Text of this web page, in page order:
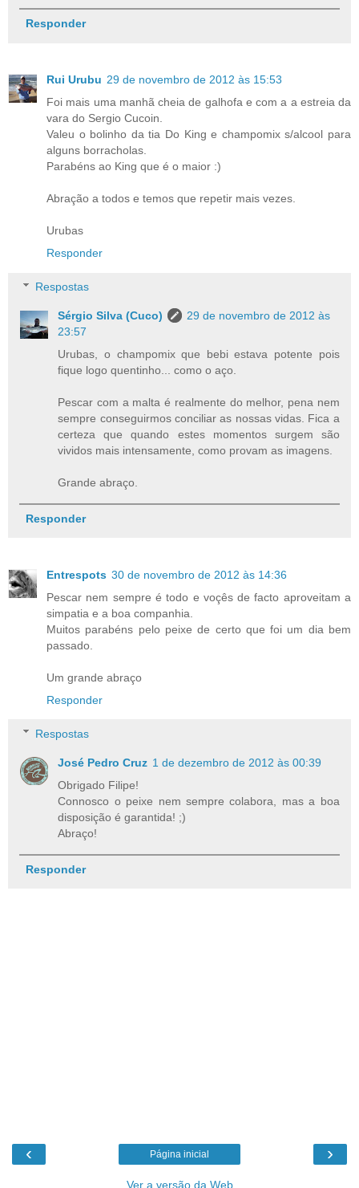
Responder
Rui Urubu 29 de novembro de 2012 às 15:53
Foi mais uma manhã cheia de galhofa e com a a estreia da
vara do Sergio Cucoin.
Valeu o bolinho da tia Do King e champomix s/alcool para
alguns borracholas.
Parabéns ao King que é o maior :)
Abração a todos e temos que repetir mais vezes.
Urubas
Responder
Respostas
Sérgio Silva (Cuco)
29 de novembro de 2012 às
23:57
Urubas, o champomix que bebi estava potente pois
fique logo quentinho... como o aço.
Pescar com a malta é realmente do melhor, pena nem
sempre conseguirmos conciliar as nossas vidas. Fica a
certeza que quando estes momentos surgem são
vividos mais intensamente, como provam as imagens.
Grande abraço.
Responder
Entrespots 30 de novembro de 2012 às 14:36
Pescar nem sempre é todo e voçês de facto aproveitam a
simpatia e a boa companhia.
Muitos parabéns pelo peixe de certo que foi um dia bem
passado.
Um grande abraço
Responder
Respostas
José Pedro Cruz 1 de dezembro de 2012 às 00:39
Obrigado Filipe!
Connosco o peixe nem sempre colabora, mas a boa
disposição é garantida! ;)
Abraço!
Responder
‹ ›
Página inicial
Ver a versão da Web